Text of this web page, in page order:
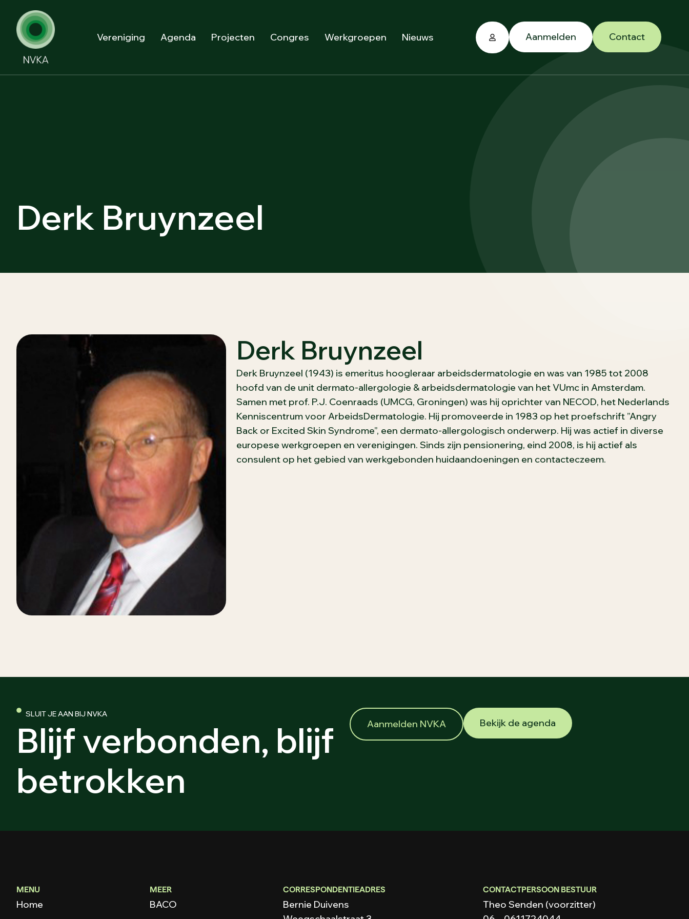
Vereniging Agenda Projecten Congres Werkgroepen Nieuws Aanmelden Contact
Derk Bruynzeel
Derk Bruynzeel
Derk Bruynzeel (1943) is emeritus hoogleraar arbeidsdermatologie en was van 1985 tot 2008
hoofd van de unit dermato-allergologie & arbeidsdermatologie van het VUmc in Amsterdam.
Samen met prof. P.J. Coenraads (UMCG, Groningen) was hij oprichter van NECOD, het Nederlands
Kenniscentrum voor ArbeidsDermatologie. Hij promoveerde in 1983 op het proefschrift ”Angry
Back or Excited Skin Syndrome”, een dermato-allergologisch onderwerp. Hij was actief in diverse
europese werkgroepen en verenigingen. Sinds zijn pensionering, eind 2008, is hij actief als
consulent op het gebied van werkgebonden huidaandoeningen en contacteczeem.
SLUIT JE AAN BIJ NVKA
Blijf verbonden, blijf
betrokken
Aanmelden NVKA Bekijk de agenda
MENU
Home
MEER
BACO
CORRESPONDENTIEADRES
Bernie Duivens
CONTACTPERSOON BESTUUR
Theo Senden (voorzitter)